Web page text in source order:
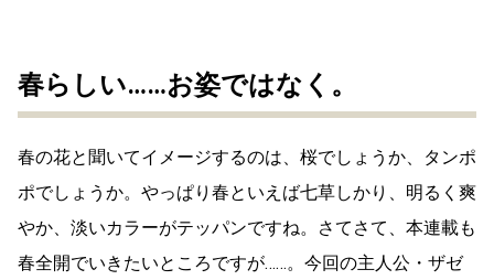
春らしい……お姿ではなく。
春の花と聞いてイメージするのは、桜でしょうか、タンポ
ポでしょうか。やっぱり春といえば七草しかり、明るく爽
やか、淡いカラーがテッパンですね。さてさて、本連載も
春全開でいきたいところですが……。今回の主人公・ザゼ